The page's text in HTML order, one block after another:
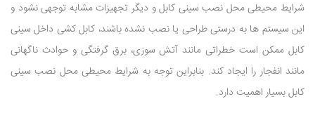
شرایط محیطی محل نصب سینی کابل و دیگر تجهیزات مشابه توجهی نشود و
این سیستم ها به درستی طراحی یا نصب نشده باشند، کابل کشی داخل سینی
کابل ممکن است خطراتی مانند آتش سوزی، برق گرفتگی و حوادث ناگهانی
مانند انفجار را ایجاد کند. بنابراین توجه به شرایط محیطی محل نصب سینی
کابل بسیار اهمیت دارد.